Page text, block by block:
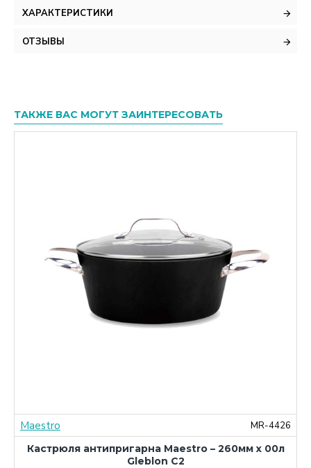
ХАРАКТЕРИСТИКИ
ОТЗЫВЫ
ТАКЖЕ ВАС МОГУТ ЗАИНТЕРЕСОВАТЬ
Maestro
MR-4426
Кастрюля антипригарна Maestro – 260мм x 00л
Gleblon C2